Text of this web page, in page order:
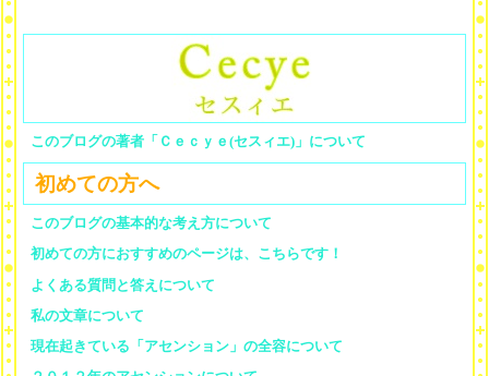
このブログの著者「Ｃｅｃｙｅ(セスィエ)」について
初めての方へ
このブログの基本的な考え方について
初めての方におすすめのページは、こちらです！
よくある質問と答えについて
私の文章について
現在起きている「アセンション」の全容について